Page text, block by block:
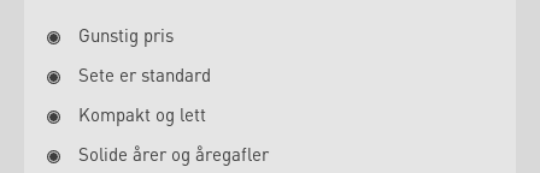
Gunstig pris
Sete er standard
Kompakt og lett
Solide årer og åregafler